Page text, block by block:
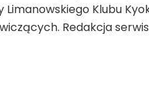
Klubu
Redakcja